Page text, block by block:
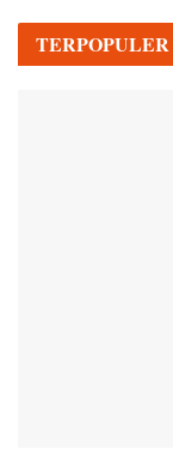
TERPOPULER